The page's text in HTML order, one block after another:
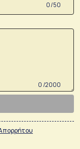
0 /50
0 /2000